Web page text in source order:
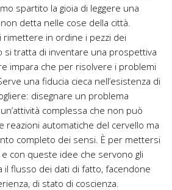
spartito la gioia di leggere una
detta nelle cose della città.
rimettere in ordine i pezzi dei
si tratta di inventare una prospettiva
impara che per risolvere i problemi
una fiducia cieca nell’esistenza di
disegnare un problema
complessa che non può
reazioni automatiche del cervello ma
completo dei sensi. È per mettersi
con queste idee che servono gli
il flusso dei dati di fatto, facendone
di stato di coscienza.